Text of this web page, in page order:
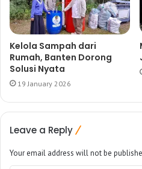
Kelola Sampah dari
Rumah, Banten Dorong
Solusi Nyata
19 January 2026
Leave a Reply
Your email address will not be